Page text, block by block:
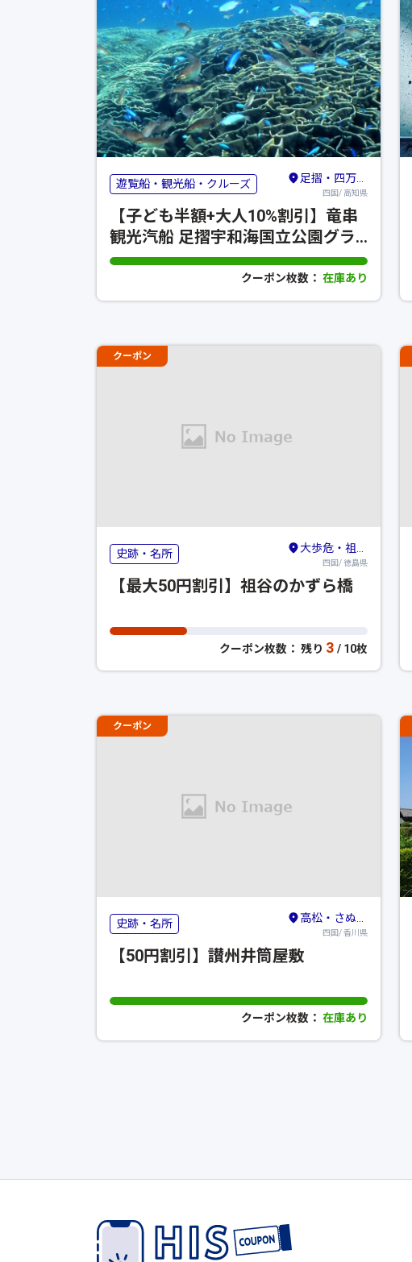
遊覧船・観光船・クルーズ 足摺・四万十・宿毛
四国/ 高知県
【子ども半額+大人10%割引】竜串
観光汽船 足摺宇和海国立公園グラ
スボート
クーポン枚数： 在庫あり
クーポン
史跡・名所 大歩危・祖谷・剣山・吉野川
四国/ 徳島県
【最大50円割引】祖谷のかずら橋
クーポン枚数： 残り 3 / 10枚
クーポン
史跡・名所 高松・さぬき・東かがわ
四国/ 香川県
【50円割引】讃州井筒屋敷
クーポン枚数： 在庫あり